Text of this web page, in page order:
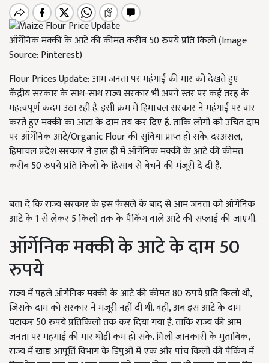
ऑर्गेनिक मक्की के आटे की कीमत करीब 50 रुपये प्रति किलो (Image
Source: Pinterest)
Flour Prices Update: आम जनता पर महंगाई की मार को देखते हुए
केंद्रीय सरकार के साथ-साथ राज्य सरकार भी अपने स्तर पर कई तरह के
महत्वपूर्ण कदम उठा रही है. इसी क्रम में हिमाचल सरकार ने महंगाई पर वार
करते हुए मक्की का आटा के दाम तय कर दिए है. ताकि लोगों को उचित दाम
पर ऑर्गेनिक आटे/Organic Flour की सुविधा प्राप्त हो सके. दरअसल,
हिमाचल प्रदेश सरकार ने हाल ही में ऑर्गेनिक मक्की के आटे की कीमत
करीब 50 रुपये प्रति किलो के हिसाब से बेचने की मंजूरी दे दी है.
बता दें कि राज्य सरकार के इस फैसले के बाद से आम जनता को ऑर्गेनिक
आटे के 1 से लेकर 5 किलो तक के पैकिंग वाले आटे की सप्लाई की जाएगी.
ऑर्गेनिक मक्की के आटे के दाम 50
रुपये
राज्य में पहले ऑर्गेनिक मक्की के आटे की कीमत 80 रुपये प्रति किलो थी,
जिसके दाम को सरकार ने मंजूरी नहीं दी थी. वही, अब इस आटे के दाम
घटाकर 50 रुपये प्रतिकिलो तक कर दिया गया है. ताकि राज्य की आम
जनता पर महंगाई की मार थोड़ी कम हो सके. मिली जानकारी के मुताबिक,
राज्य में खाद्य आपूर्ति विभाग के डिपुओं में एक और पांच किलो की पैकिंग में